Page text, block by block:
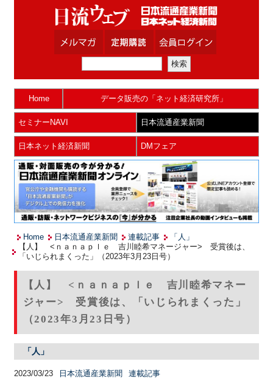
Home データ販売の「ネット経済研究所」
セミナーNAVI 日本流通産業新聞
日本ネット経済新聞 DMフェア
Home 日本流通産業新聞 連載記事
「人」
【人】 <ｎａｎａｐｌｅ 吉川睦希マネージャー> 受賞後は、
「いじられまくった」（2023年3月23日号）
【人】 <ｎａｎａｐｌｅ 吉川睦希マネー
ジャー> 受賞後は、「いじられまくった」
（2023年3月23日号）
「人」
2023/03/23 日本流通産業新聞 連載記事